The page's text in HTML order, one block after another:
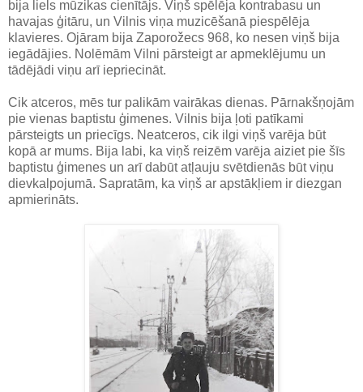
bija liels mūzikas cienītājs. Viņš spēlēja kontrabasu un
havajas ģitāru, un Vilnis viņa muzicēšanā piespēlēja
klavieres. Ojāram bija Zaporožecs 968, ko nesen viņš bija
iegādājies. Nolēmām Vilni pārsteigt ar apmeklējumu un
tādējādi viņu arī iepriecināt.
Cik atceros, mēs tur palikām vairākas dienas. Pārnakšņojām
pie vienas baptistu ģimenes. Vilnis bija ļoti patīkami
pārsteigts un priecīgs. Neatceros, cik ilgi viņš varēja būt
kopā ar mums. Bija labi, ka viņš reizēm varēja aiziet pie šīs
baptistu ģimenes un arī dabūt atļauju svētdienās būt viņu
dievkalpojumā. Sapratām, ka viņš ar apstākļiem ir diezgan
apmierināts.